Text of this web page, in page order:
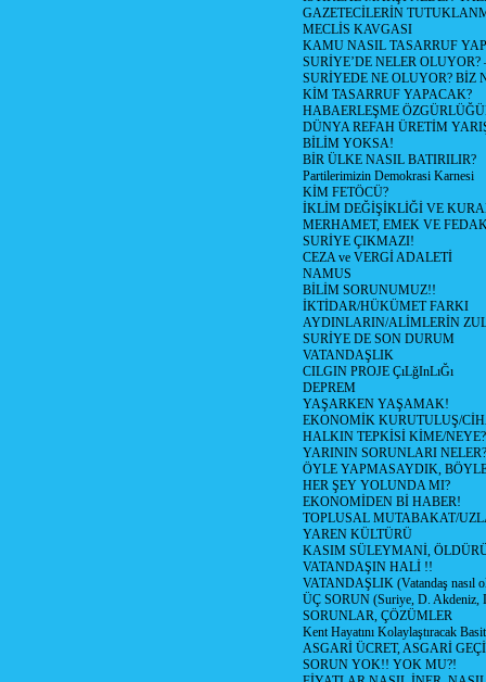
GAZETECİLERİN
MECLİS KAVGASI
KAMU NASIL TASARRUF
SURİYE’DE NELER OLUYOR?
SURİYEDE NE OLUYOR? BİZ
KİM TASARRUF YAPACAK?
HABAERLEŞME
DÜNYA REFAH ÜRETİM
BİLİM YOKSA!
BİR ÜLKE NASIL BATIRILIR?
Partilerimizin Demokrasi Karnesi
KİM FETÖCÜ?
İKLİM DEĞİŞİKLİĞİ VE
MERHAMET, EMEK VE
SURİYE ÇIKMAZI!
CEZA ve VERGİ ADALETİ
NAMUS
BİLİM SORUNUMUZ!!
İKTİDAR/HÜKÜMET FARKI
AYDINLARIN/ALİMLERİN
SURİYE DE SON DURUM
VATANDAŞLIK
CILGIN PROJE ÇıLğInLıĞı
DEPREM
YAŞARKEN YAŞAMAK!
EKONOMİK KURUTULUŞ/
HALKIN TEPKİSİ KİME/NEYE?
YARININ SORUNLARI NELER?
ÖYLE YAPMASAYDIK,
HER ŞEY YOLUNDA MI?
EKONOMİDEN Bİ HABER!
TOPLUSAL MUTABAKAT/
YAREN KÜLTÜRÜ
KASIM SÜLEYMANİ,
VATANDAŞIN HALİ !!
VATANDAŞLIK (Vatandaş nasıl
ÜÇ SORUN (Suriye, D. Akdeniz,
SORUNLAR, ÇÖZÜMLER
Kent Hayatını Kolaylaştıracak
ASGARİ ÜCRET, ASGARİ
SORUN YOK!! YOK MU?!